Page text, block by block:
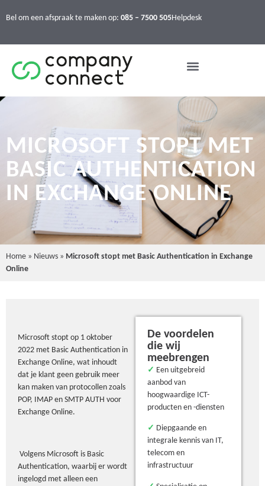
Bel om een afspraak te maken op: 085 – 7500 505Helpdesk
MICROSOFT STOPT MET
BASIC AUTHENTICATION
IN EXCHANGE ONLINE
Home » Nieuws » Microsoft stopt met Basic Authentication in Exchange
Online
Microsoft stopt op 1 oktober
2022 met Basic Authentication in
Exchange Online, wat inhoudt
dat je klant geen gebruik meer
kan maken van protocollen zoals
POP, IMAP en SMTP AUTH voor
Exchange Online.
Volgens Microsoft is Basic
Authentication, waarbij er wordt
ingelogd met alleen een
De voordelen
die wij
meebrengen
✓ Een uitgebreid
aanbod van
hoogwaardige ICT-
producten en -diensten
✓ Diepgaande en
integrale kennis van IT,
telecom en
infrastructuur